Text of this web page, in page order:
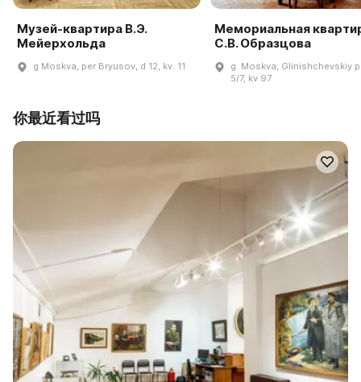
Музей-квартира В.Э.
Мейерхольда
g Moskva, per Bryusov, d 12, kv. 11
Мемориальная
С.В. Образцова
g. Moskva, Glinishchevskiy
5/7, kv 97
你最近看过吗